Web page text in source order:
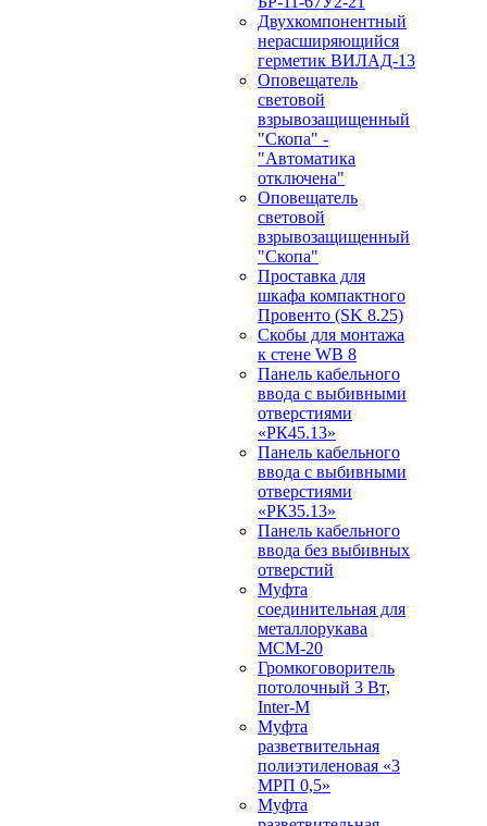
Двухкомпонентный
нерасширяющийся
герметик ВИЛАД-13
Оповещатель
световой
взрывозащищенный
"Скопа" -
"Автоматика
отключена"
Оповещатель
световой
взрывозащищенный
"Скопа"
Проставка для
шкафа компактного
Провенто (SK 8.25)
Скобы для монтажа
к стене WB 8
Панель кабельного
ввода с выбивными
отверстиями
«РК45.13»
Панель кабельного
ввода с выбивными
отверстиями
«РК35.13»
Панель кабельного
ввода без выбивных
отверстий
Муфта
соединительная для
металлорукава
МСМ-20
Громкоговоритель
потолочный 3 Вт,
Inter-M
Муфта
разветвительная
полиэтиленовая «3
МРП 0,5»
Муфта